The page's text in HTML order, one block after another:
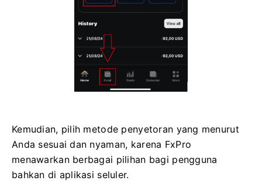
Kemudian, pilih metode penyetoran yang menurut
Anda sesuai dan nyaman, karena FxPro
menawarkan berbagai pilihan bagi pengguna
bahkan di aplikasi seluler.